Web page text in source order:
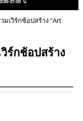
เวิร์กช้อปสร้าง “Art
ร์กช้อปสร้าง